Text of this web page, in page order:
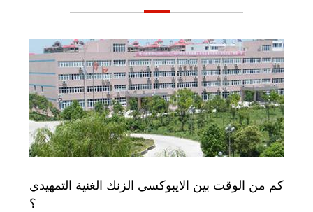
كم من الوقت بين الايبوكسي الزنك الغنية التمهيدي
؟